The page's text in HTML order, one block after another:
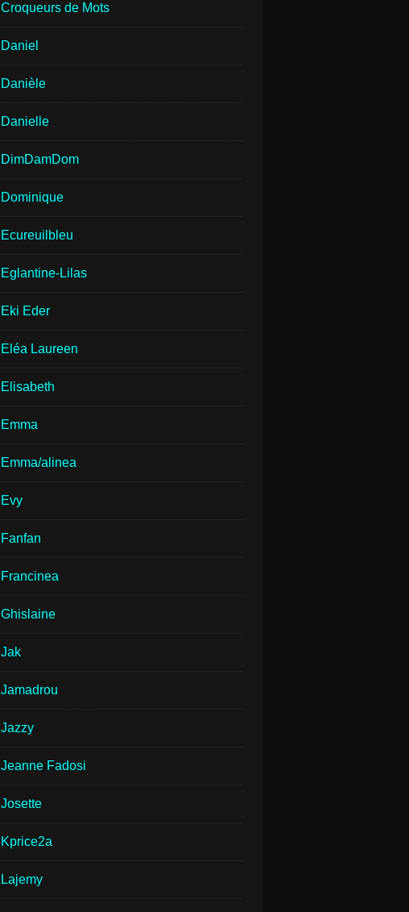
Croqueurs de Mots
Daniel
Danièle
Danielle
DimDamDom
Dominique
Ecureuilbleu
Eglantine-Lilas
Eki Eder
Eléa Laureen
Elisabeth
Emma
Emma/alinea
Evy
Fanfan
Francinea
Ghislaine
Jak
Jamadrou
Jazzy
Jeanne Fadosi
Josette
Kprice2a
Lajemy